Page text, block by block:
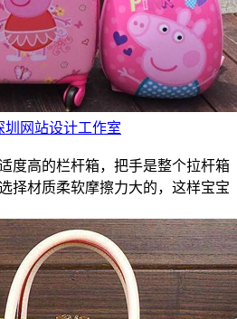
圳网站设计工作室
度高的栏杆箱，把手是整个拉杆箱
择材质柔软摩擦力大的，这样宝宝